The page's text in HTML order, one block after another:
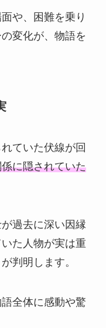
や、困難を乗り
変化が、物語を
ていた伏線が回
に隠されていた
過去に深い因縁
た人物が実は重
判明します。
全体に感動や驚